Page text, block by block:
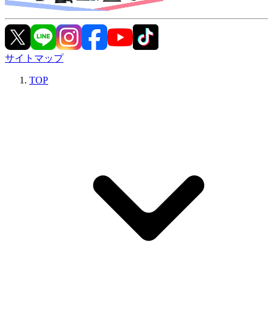
サイトマップ
TOP